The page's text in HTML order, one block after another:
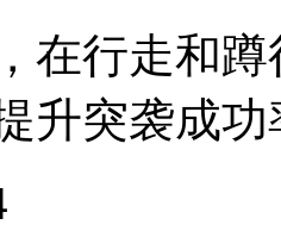
在行走和
升突袭成功